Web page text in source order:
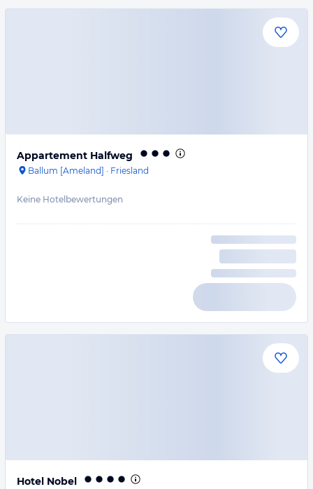
Appartement Halfweg
Ballum [Ameland] · Friesland
Keine Hotelbewertungen
Hotel Nobel